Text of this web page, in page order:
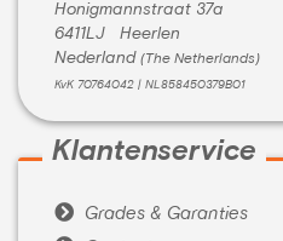
Honigmannstraat 37a
6411LJ Heerlen
Nederland (The Netherlands)
KvK 70764042 | NL858450379B01
Klantenservice
 Grades & Garanties